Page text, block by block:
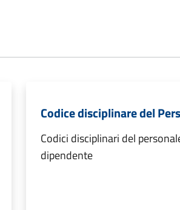
Codice disciplinare del
Codici disciplinari del
dipendente